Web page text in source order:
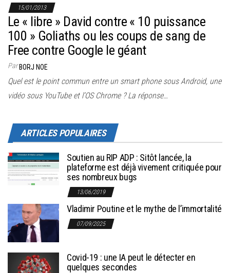
15/01/2013
Le « libre » David contre « 10 puissance
100 » Goliaths ou les coups de sang de
Free contre Google le géant
ParBORJ NOE
Quel est le point commun entre un smart phone sous Android, une
vidéo sous YouTube et l’OS Chrome ? La réponse…
ARTICLES POPULAIRES
Soutien au RIP ADP : Sitôt lancée, la
plateforme est déjà vivement critiquée pour
ses nombreux bugs
13/06/2019
Vladimir Poutine et le mythe de l’immortalité
07/09/2025
Covid-19 : une IA peut le détecter en
quelques secondes